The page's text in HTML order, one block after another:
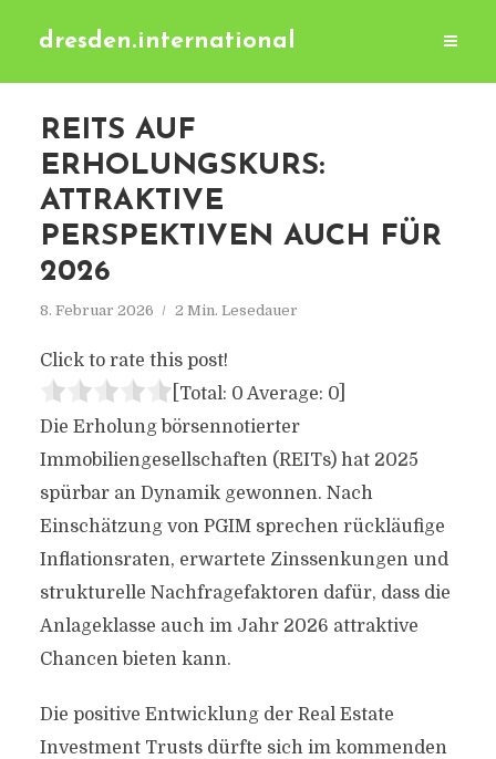
dresden.international
REITS AUF
ERHOLUNGSKURS:
ATTRAKTIVE
PERSPEKTIVEN AUCH FÜR
2026
8. Februar 2026 2 Min. Lesedauer
Click to rate this post!
[Total: 0 Average: 0]
Die Erholung börsennotierter
Immobiliengesellschaften (REITs) hat 2025
spürbar an Dynamik gewonnen. Nach
Einschätzung von PGIM sprechen rückläufige
Inflationsraten, erwartete Zinssenkungen und
strukturelle Nachfragefaktoren dafür, dass die
Anlageklasse auch im Jahr 2026 attraktive
Chancen bieten kann.
Die positive Entwicklung der Real Estate
Investment Trusts dürfte sich im kommenden